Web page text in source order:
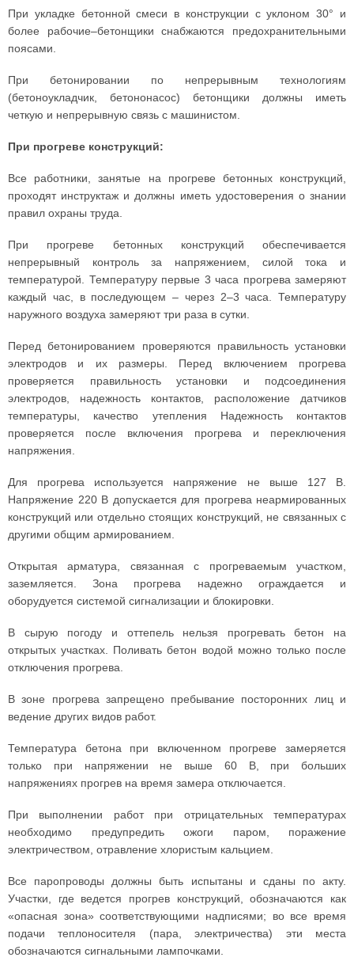
При укладке бетонной смеси в конструкции с уклоном 30° и
более рабочие–бетонщики снабжаются предохранительными
поясами.
При бетонировании по непрерывным технологиям
(бетоноукладчик, бетононасос) бетонщики должны иметь
четкую и непрерывную связь с машинистом.
При прогреве конструкций:
Все работники, занятые на прогреве бетонных конструкций,
проходят инструктаж и должны иметь удостоверения о знании
правил охраны труда.
При прогреве бетонных конструкций обеспечивается
непрерывный контроль за напряжением, силой тока и
температурой. Температуру первые 3 часа прогрева замеряют
каждый час, в последующем – через 2–3 часа. Температуру
наружного воздуха замеряют три раза в сутки.
Перед бетонированием проверяются правильность установки
электродов и их размеры. Перед включением прогрева
проверяется правильность установки и подсоединения
электродов, надежность контактов, расположение датчиков
температуры, качество утепления Надежность контактов
проверяется после включения прогрева и переключения
напряжения.
Для прогрева используется напряжение не выше 127 В.
Напряжение 220 В допускается для прогрева неармированных
конструкций или отдельно стоящих конструкций, не связанных с
другими общим армированием.
Открытая арматура, связанная с прогреваемым участком,
заземляется. Зона прогрева надежно ограждается и
оборудуется системой сигнализации и блокировки.
В сырую погоду и оттепель нельзя прогревать бетон на
открытых участках. Поливать бетон водой можно только после
отключения прогрева.
В зоне прогрева запрещено пребывание посторонних лиц и
ведение других видов работ.
Температура бетона при включенном прогреве замеряется
только при напряжении не выше 60 В, при больших
напряжениях прогрев на время замера отключается.
При выполнении работ при отрицательных температурах
необходимо предупредить ожоги паром, поражение
электричеством, отравление хлористым кальцием.
Все паропроводы должны быть испытаны и сданы по акту.
Участки, где ведется прогрев конструкций, обозначаются как
«опасная зона» соответствующими надписями; во все время
подачи теплоносителя (пара, электричества) эти места
обозначаются сигнальными лампочками.